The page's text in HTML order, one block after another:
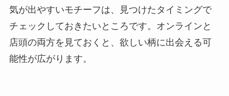
気が出やすいモチーフは、見つけたタイミングで
チェックしておきたいところです。オンラインと
店頭の両方を見ておくと、欲しい柄に出会える可
能性が広がります。